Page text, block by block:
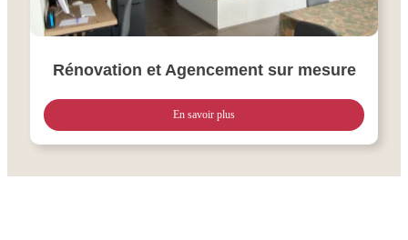
Rénovation et Agencement sur mesure
En savoir plus